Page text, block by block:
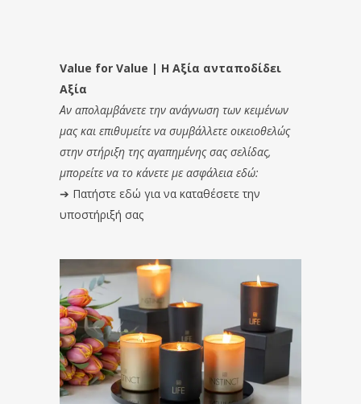
Value for Value | Η Αξία ανταποδίδει
Αξία
Αν απολαμβάνετε την ανάγνωση των κειμένων
μας και επιθυμείτε να συμβάλλετε οικειοθελώς
στην στήριξη της αγαπημένης σας σελίδας,
μπορείτε να το κάνετε με ασφάλεια εδώ:
➔ Πατήστε εδώ για να καταθέσετε την
υποστήριξή σας